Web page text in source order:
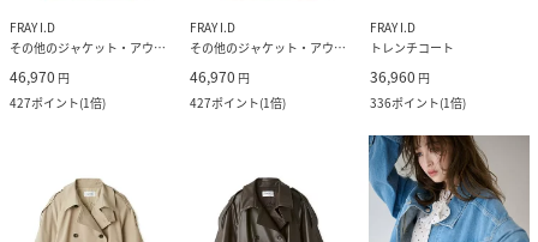
FRAY I.D
その他のジャケット・アウター
46,970 円
427ポイント(1倍)
FRAY I.D
その他のジャケット・アウター
46,970 円
427ポイント(1倍)
FRAY I.D
トレンチコート
36,960 円
336ポイント(1倍)